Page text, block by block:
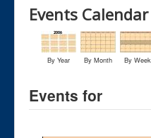
Events Calendar
By Year By Month By Week
Events for